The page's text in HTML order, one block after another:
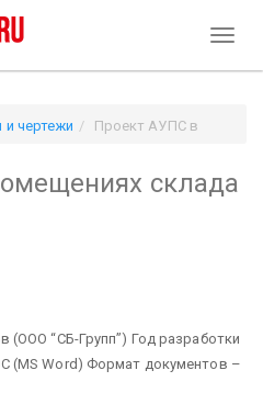
чертежи
Проект АУПС в
склада
(ООО “СБ-Групп”) Год разработки
(MS Word) Формат документов –